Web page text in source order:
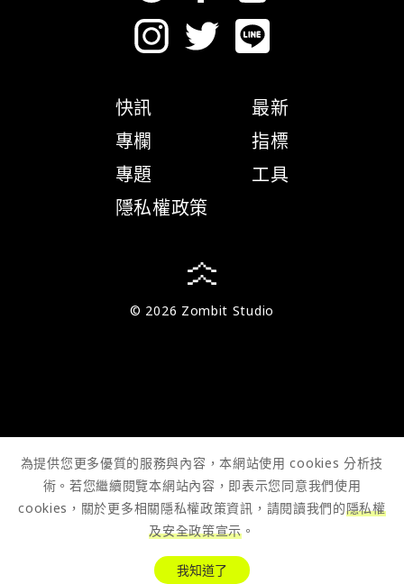
快訊
專欄
專題
隱私權政策
最新
指標
工具
© 2026 Zombit Studio
為提供您更多優質的服務與內容，本網站使用 cookies 分析技
術。若您繼續閱覽本網站內容，即表示您同意我們使用
cookies，關於更多相關隱私權政策資訊，請閱讀我們的隱私權
及安全政策宣示 。
我知道了